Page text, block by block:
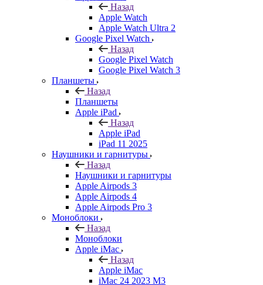
Назад
Apple Watch
Apple Watch Ultra 2
Google Pixel Watch
Назад
Google Pixel Watch
Google Pixel Watch 3
Планшеты
Назад
Планшеты
Apple iPad
Назад
Apple iPad
iPad 11 2025
Наушники и гарнитуры
Назад
Наушники и гарнитуры
Apple Airpods 3
Apple Airpods 4
Apple Airpods Pro 3
Моноблоки
Назад
Моноблоки
Apple iMac
Назад
Apple iMac
iMac 24 2023 M3